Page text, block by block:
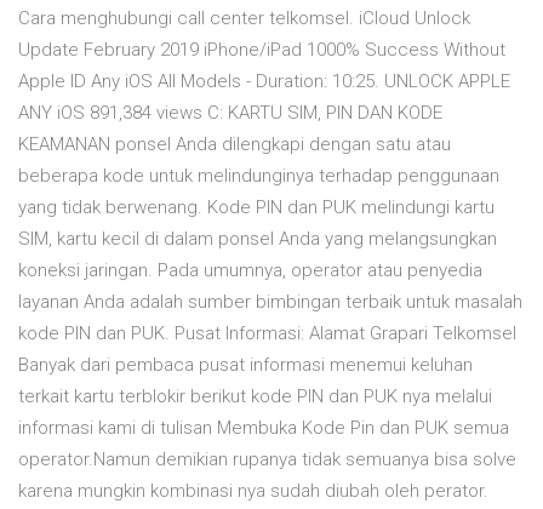
Cara menghubungi call center telkomsel. iCloud Unlock
Update February 2019 iPhone/iPad 1000% Success Without
Apple ID Any iOS All Models - Duration: 10:25. UNLOCK APPLE
ANY iOS 891,384 views C: KARTU SIM, PIN DAN KODE
KEAMANAN ponsel Anda dilengkapi dengan satu atau
beberapa kode untuk melindunginya terhadap penggunaan
yang tidak berwenang. Kode PIN dan PUK melindungi kartu
SIM, kartu kecil di dalam ponsel Anda yang melangsungkan
koneksi jaringan. Pada umumnya, operator atau penyedia
layanan Anda adalah sumber bimbingan terbaik untuk masalah
kode PIN dan PUK. Pusat Informasi: Alamat Grapari Telkomsel
Banyak dari pembaca pusat informasi menemui keluhan
terkait kartu terblokir berikut kode PIN dan PUK nya melalui
informasi kami di tulisan Membuka Kode Pin dan PUK semua
operator.Namun demikian rupanya tidak semuanya bisa solve
karena mungkin kombinasi nya sudah diubah oleh perator.